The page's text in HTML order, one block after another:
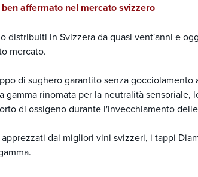
affermato nel mercato svizzero
distribuiti in Svizzera da quasi vent'anni e
mercato.
di sughero garantito senza
gamma rinomata per la neutralità
di ossigeno durante l'invecchiamento
dai migliori vini svizzeri, i tappi